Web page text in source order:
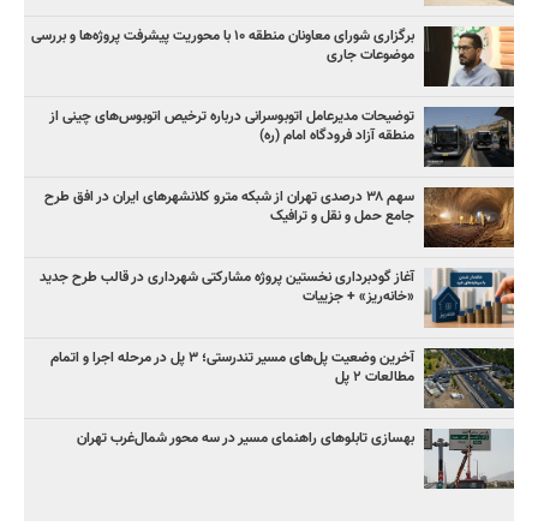
برگزاری شورای معاونان منطقه ۱۰ با محوریت پیشرفت پروژه‌ها و بررسی
موضوعات جاری
توضیحات مدیرعامل اتوبوسرانی درباره ترخیص اتوبوس‌های چینی از
منطقه آزاد فرودگاه امام (ره)
سهم ۳۸ درصدی تهران از شبکه مترو کلانشهرهای ایران در افق طرح
جامع حمل و نقل و ترافیک
آغاز گودبرداری نخستین پروژه مشارکتی شهرداری در قالب طرح جدید
«خانه‌ریز» + جزییات
آخرین وضعیت پل‌های مسیر تندرستی؛ ۳ پل در مرحله اجرا و اتمام
مطالعات ۲ پل
بهسازی تابلوهای راهنمای مسیر در سه محور شمال‌غرب تهران